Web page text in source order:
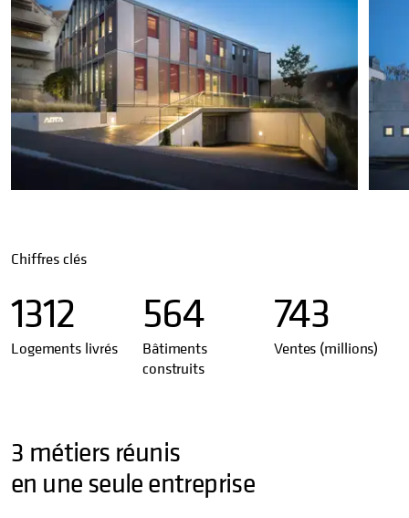
Chiffres clés
1312
Logements livrés
564
Bâtiments
construits
743
Ventes (millions)
3 métiers réunis
en une seule entreprise